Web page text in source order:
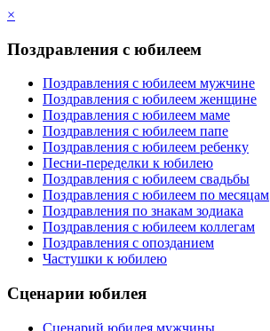
×
Поздравления с юбилеем
Поздравления с юбилеем мужчине
Поздравления с юбилеем женщине
Поздравления с юбилеем маме
Поздравления с юбилеем папе
Поздравления с юбилеем ребенку
Песни-переделки к юбилею
Поздравления с юбилеем свадьбы
Поздравления с юбилеем по месяцам
Поздравления по знакам зодиака
Поздравления с юбилеем коллегам
Поздравления с опозданием
Частушки к юбилею
Сценарии юбилея
Сценарий юбилея мужчины